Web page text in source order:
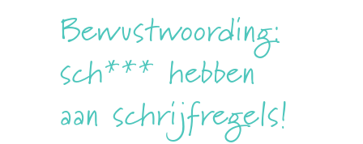
Bewustwoording:
sch*** hebben
aan schrijfregels!